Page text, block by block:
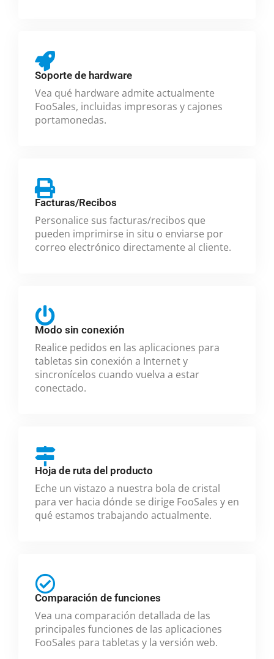
Soporte de hardware
Vea qué hardware admite actualmente
FooSales, incluidas impresoras y cajones
portamonedas.
Facturas/Recibos
Personalice sus facturas/recibos que
pueden imprimirse in situ o enviarse por
correo electrónico directamente al cliente.
Modo sin conexión
Realice pedidos en las aplicaciones para
tabletas sin conexión a Internet y
sincronícelos cuando vuelva a estar
conectado.
Hoja de ruta del producto
Eche un vistazo a nuestra bola de cristal
para ver hacia dónde se dirige FooSales y en
qué estamos trabajando actualmente.
Comparación de funciones
Vea una comparación detallada de las
principales funciones de las aplicaciones
FooSales para tabletas y la versión web.